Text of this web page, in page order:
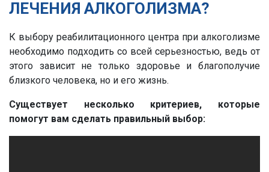
ЛЕЧЕНИЯ АЛКОГОЛИЗМА?
К выбору реабилитационного центра при алкоголизме
необходимо подходить со всей серьезностью, ведь от
этого зависит не только здоровье и благополучие
близкого человека, но и его жизнь.
Существует несколько критериев, которые
помогут вам сделать правильный выбор: